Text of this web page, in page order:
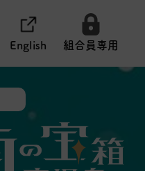
English 組合員専用